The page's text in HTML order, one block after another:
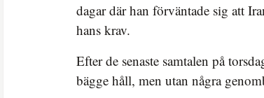
dagar där han förväntade sig att
hans krav.
Efter de senaste samtalen på
bägge håll, men utan några